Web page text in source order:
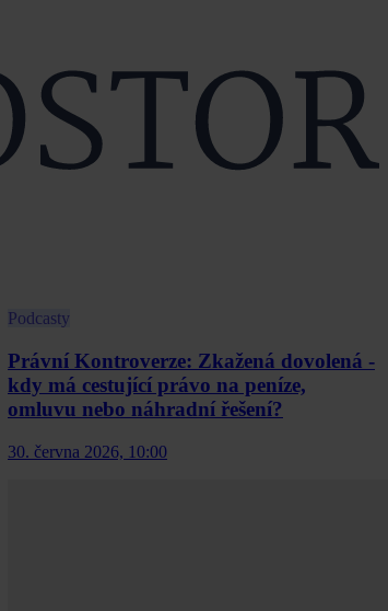
Podcasty
Právní Kontroverze: Zkažená dovolená -
kdy má cestující právo na peníze,
omluvu nebo náhradní řešení?
30. června 2026, 10:00